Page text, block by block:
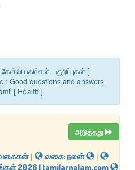
பதில்கள் - குறிப்புகள் [
Good questions and answers
[ Health ]
அடுத்தது
| வகை:நலன்
|
2026 | tamilarnalam.com